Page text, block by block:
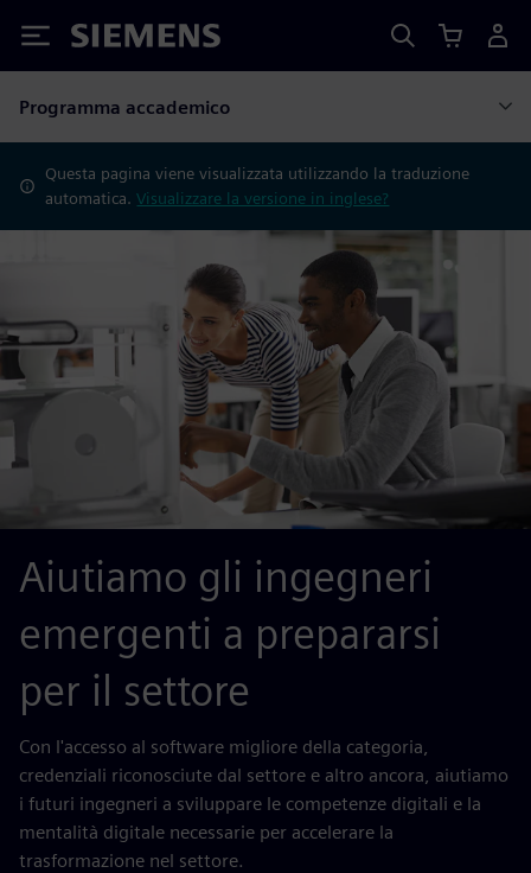
Siemens
Programma accademico
Questa pagina viene visualizzata utilizzando la traduzione
automatica.Visualizzare la versione in inglese?
Aiutiamo gli ingegneri
emergenti a prepararsi
per il settore
Con l'accesso al software migliore della categoria,
credenziali riconosciute dal settore e altro ancora, aiutiamo
i futuri ingegneri a sviluppare le competenze digitali e la
mentalità digitale necessarie per accelerare la
trasformazione nel settore.